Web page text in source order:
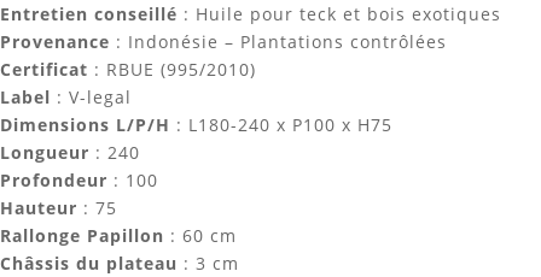
Entretien conseillé : Huile pour teck et bois exotiques
Provenance : Indonésie – Plantations contrôlées
Certificat : RBUE (995/2010)
Label : V-legal
Dimensions L/P/H : L180-240 x P100 x H75
Longueur : 240
Profondeur : 100
Hauteur : 75
Rallonge Papillon : 60 cm
Châssis du plateau : 3 cm